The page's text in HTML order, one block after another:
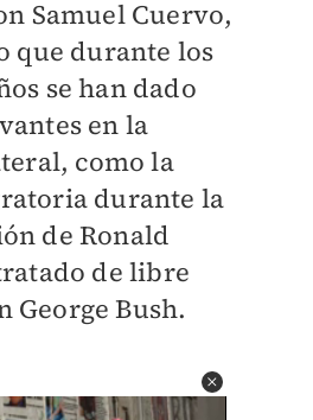
Samuel Cuervo,
que durante los
se han dado
en la
como la
durante la
de Ronald
de libre
George Bush.